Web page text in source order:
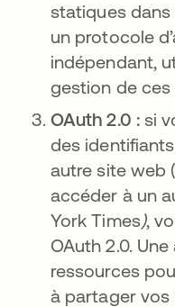
statiques dans
un protocole
indépendant,
gestion de ces
OAuth 2.0 : si
des
autre site web
accéder à un
York Times),
OAuth 2.0.
ressources
à partager vos